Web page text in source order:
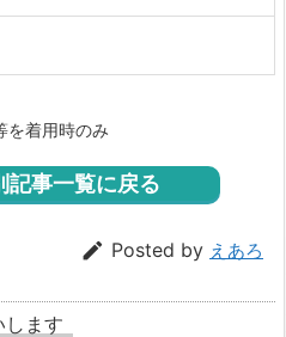
を着用時のみ
記事一覧に戻る
 Posted by えあろ
します